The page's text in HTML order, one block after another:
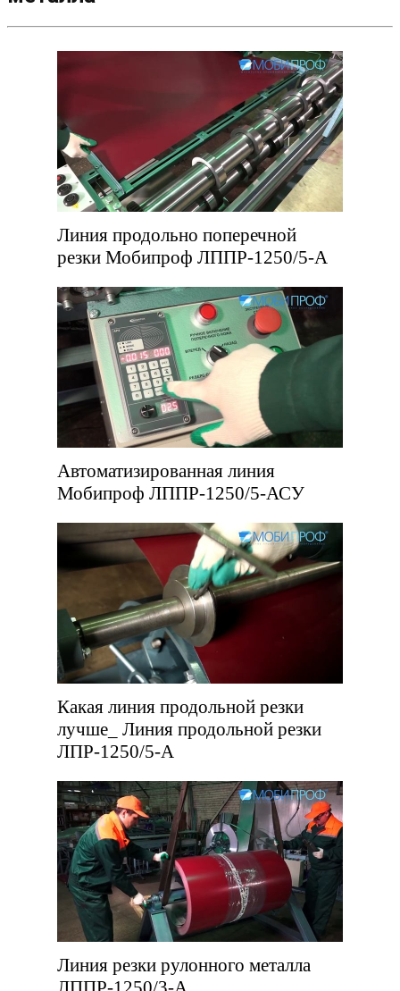
Линия продольно поперечной
резки Мобипроф ЛППР-1250/5-А
Автоматизированная линия
Мобипроф ЛППР-1250/5-АСУ
Какая линия продольной резки
лучше_ Линия продольной резки
ЛПР-1250/5-А
Линия резки рулонного металла